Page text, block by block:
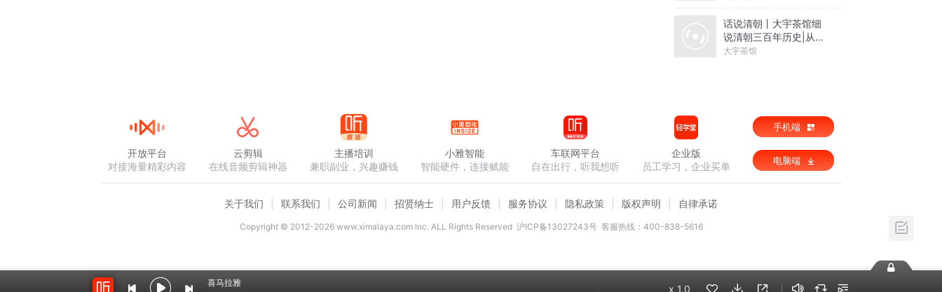
话说清朝丨大宇茶馆细
说清朝三百年历史|从努
尔哈赤到末代皇帝溥仪|
大宇茶馆
喜马拉雅
x 1.0
开放平台
对接海量精彩内容
云剪辑
在线音频剪辑神器
主播培训
兼职副业，兴趣赚钱
小雅智能
智能硬件，连接赋能
车联网平台
自在出行，听我想听
企业版
员工学习，企业买单
手机端
电脑端
关于我们 联系我们 公司新闻 招贤纳士 用户反馈 服务协议 隐私政策 版权声明 自律承诺
Copyright © 2012-2026www.ximalaya.com lnc. ALL Rights Reserved 沪ICP备13027243号 客服热线：400-838-5616